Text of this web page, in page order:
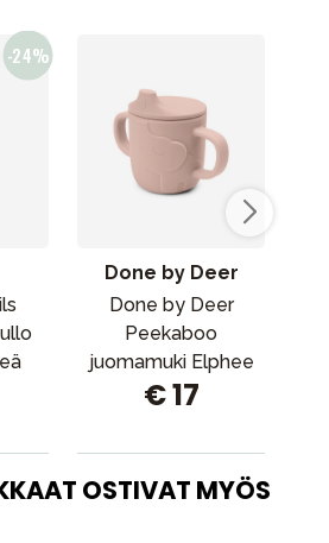
Done by Deer
Done by Deer
Peekaboo
juomamuki Elphee
Powder
€ 17
OSTIVAT MYÖS